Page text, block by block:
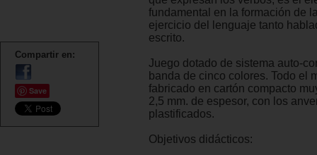
Compartir en:
Save
fundamental en la formación de
ejercicio del lenguaje tanto
escrito.
Juego dotado de sistema auto-
banda de cinco colores. Todo el
fabricado en cartón compacto
2,5 mm. de espesor, con los
plastificados.
Objetivos didácticos: